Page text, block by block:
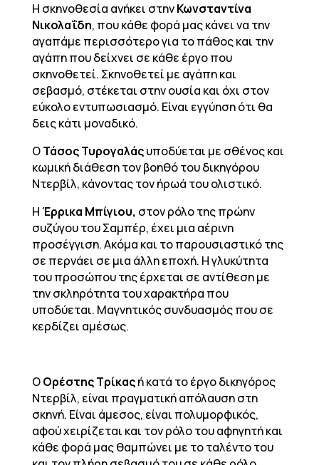
Η σκηνοθεσία ανήκει στηνΚωνσταντίνα
Νικολαΐδη, που κάθε φορά μας κάνει να την
αγαπάμε περισσότερο για το πάθος και την
αγάπη που δείχνει σε κάθε έργο που
σκηνοθετεί. Σκηνοθετεί με αγάπη και
σεβασμό, στέκεται στην ουσία και όχι στον
εύκολο εντυπωσιασμό. Είναι εγγύηση ότι θα
δεις κάτι μοναδικό.
ΟΤάσος Τυρογαλάςυποδύεται με σθένος και
κωμική διάθεση τον βοηθό του δικηγόρου
Ντερβίλ, κάνοντας τον ήρωά του ολιστικό.
ΗΈρρικα Μπίγιου, στον ρόλο της πρώην
συζύγου του Σαμπέρ, έχει μια αέρινη
προσέγγιση. Ακόμα και το παρουσιαστικό της
σε περνάει σε μια άλλη εποχή. Η γλυκύτητα
του προσώπου της έρχεται σε αντίθεση με
την σκληρότητα του χαρακτήρα που
υποδύεται. Μαγνητικός συνδυασμός που σε
κερδίζει αμέσως.
ΟΟρέστης Τρίκαςή κατά το έργο δικηγόρος
Ντερβίλ, είναι πραγματική απόλαυση στη
σκηνή. Είναι άμεσος, είναι πολυμορφικός,
αφού χειρίζεται και τον ρόλο του αφηγητή και
κάθε φορά μας θαμπώνει με το ταλέντο του